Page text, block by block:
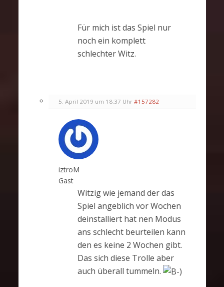
Für mich ist das Spiel nur
noch ein komplett
schlechter Witz.
5. April 2019 um 18:37 Uhr #157282
iztroM
Gast
Witzig wie jemand der das
Spiel angeblich vor Wochen
deinstalliert hat nen Modus
ans schlecht beurteilen kann
den es keine 2 Wochen gibt.
Das sich diese Trolle aber
auch überall tummeln.